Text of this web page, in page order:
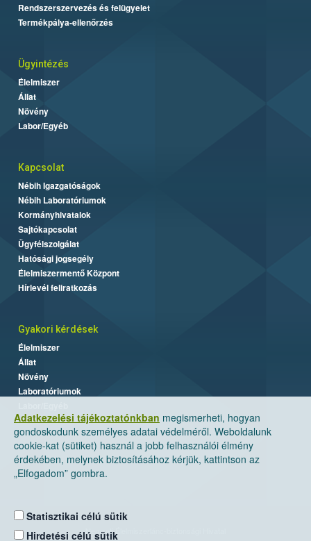
Adatkezelési tájékoztatónkban megismerheti, hogyan
gondoskodunk személyes adatai védelméről. Weboldalunk
cookie-kat (sütiket) használ a jobb felhasználói élmény
érdekében, melynek biztosításához kérjük, kattintson az
„Elfogadom” gombra.
Statisztikai célú sütik
Hirdetési célú sütik
Rendszerszervezés és felügyelet
Termékpálya-ellenőrzés
Ügyintézés
Élelmiszer
Állat
Növény
Labor/Egyéb
Kapcsolat
Nébih Igazgatóságok
Nébih Laboratóriumok
Kormányhivatalok
Sajtókapcsolat
Ügyfélszolgálat
Hatósági jogsegély
Élelmiszermentő Központ
Hírlevél feliratkozás
Gyakori kérdések
Élelmiszer
Állat
Növény
Laboratóriumok
Nemzeti Élelmiszerlánc-biztonsági Hivatal